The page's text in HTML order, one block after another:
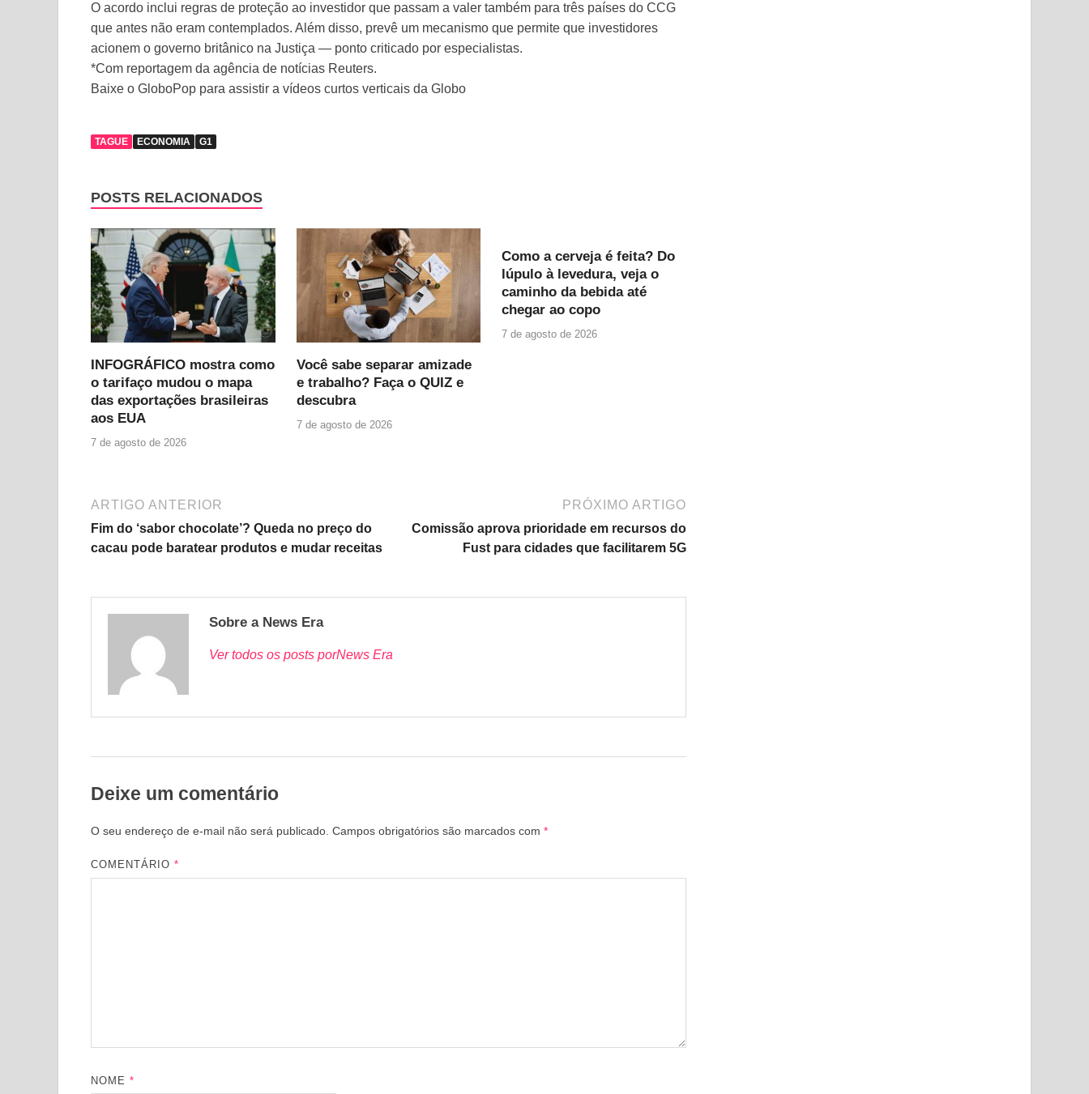
O acordo inclui regras de proteção ao investidor que passam a valer também para três países do CCG
que antes não eram contemplados. Além disso, prevê um mecanismo que permite que investidores
acionem o governo britânico na Justiça — ponto criticado por especialistas.
*Com reportagem da agência de notícias Reuters.
Baixe o GloboPop para assistir a vídeos curtos verticais da Globo
TAGUE ECONOMIA G1
POSTS RELACIONADOS
INFOGRÁFICO mostra como
o tarifaço mudou o mapa
das exportações brasileiras
aos EUA
7 de agosto de 2026
Você sabe separar amizade
e trabalho? Faça o QUIZ e
descubra
7 de agosto de 2026
Como a cerveja é feita? Do
lúpulo à levedura, veja o
caminho da bebida até
chegar ao copo
7 de agosto de 2026
ARTIGO ANTERIOR
Fim do ‘sabor chocolate’? Queda no preço do
cacau pode baratear produtos e mudar receitas
PRÓXIMO ARTIGO
Comissão aprova prioridade em recursos do
Fust para cidades que facilitarem 5G
Sobre a News Era
Ver todos os posts porNews Era
Deixe um comentário
O seu endereço de e-mail não será publicado. Campos obrigatórios são marcados com *
COMENTÁRIO*
NOME*